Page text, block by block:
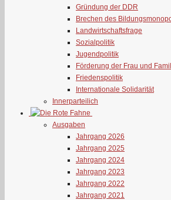
Gründung der DDR
Brechen des
Landwirtschaftsfrage
Sozialpolitik
Jugendpolitik
Förderung der Frau und
Friedenspolitik
Internationale Solidarität
Innerparteilich
Ausgaben
Jahrgang 2026
Jahrgang 2025
Jahrgang 2024
Jahrgang 2023
Jahrgang 2022
Jahrgang 2021